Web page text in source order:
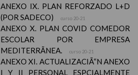
ANEXO IX. PLAN REFORZADO L+D
(POR SADECO)
curso 20-21
ANEXO X. PLAN COVID COMEDOR
ESCOLAR POR EMPRESA
MEDITERRÃNEA.
curso 20-21
ANEXO XI. ACTUALIZACIÃ“N ANEXO
I Y II PERSONAL ESPCIALMENTE